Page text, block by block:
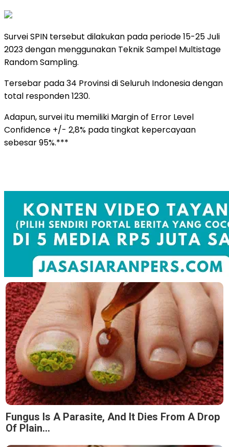
Survei SPIN tersebut dilakukan pada periode 15-25 Juli
2023 dengan menggunakan Teknik Sampel Multistage
Random Sampling.
Tersebar pada 34 Provinsi di Seluruh Indonesia dengan
total responden 1230.
Adapun, survei itu memiliki Margin of Error Level
Confidence +/- 2,8% pada tingkat kepercayaan
sebesar 95%.***
Fungus Is A Parasite, And It Dies From A Drop
Of Plain...